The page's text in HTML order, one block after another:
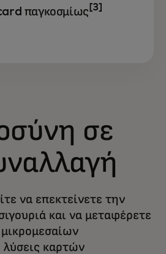
παγκοσμίως [3]
σε
να επεκτείνετε την
και να μεταφέρετε
λύσεις καρτών